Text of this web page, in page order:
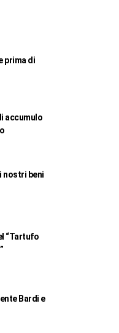
prima di
accumulo
nostri beni
“Tartufo
Bardi e